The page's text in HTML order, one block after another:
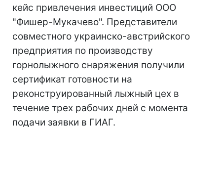
кейс привлечения инвестиций ООО
"Фишер-Мукачево". Представители
совместного украинско-австрийского
предприятия по производству
горнолыжного снаряжения получили
сертификат готовности на
реконструированный лыжный цех в
течение трех рабочих дней с момента
подачи заявки в ГИАГ.